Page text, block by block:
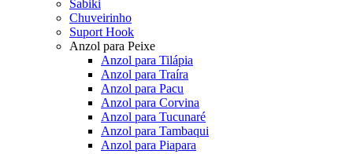
Sabiki
Chuveirinho
Suport Hook
Anzol para Peixe
Anzol para Tilápia
Anzol para Traíra
Anzol para Pacu
Anzol para Corvina
Anzol para Tucunaré
Anzol para Tambaqui
Anzol para Piapara